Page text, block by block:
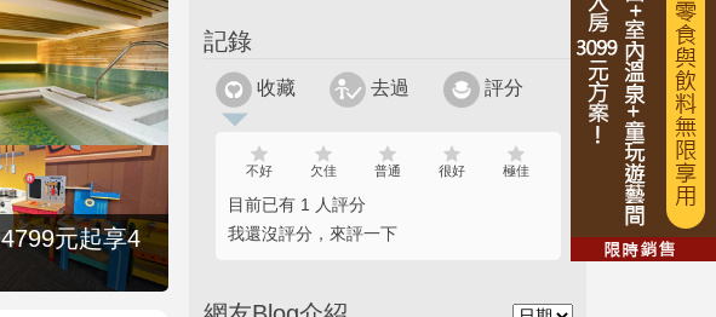
元起享4
記錄
收藏 去過 評分
不好 欠佳 普通 很好 極佳
目前已有 1 人評分
我還沒評分，來評一下